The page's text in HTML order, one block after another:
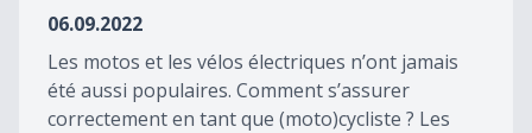
seconds
06.09.2022
Les motos et les vélos électriques n’ont jamais
été aussi populaires. Comment s’assurer
correctement en tant que (moto)cycliste ? Les